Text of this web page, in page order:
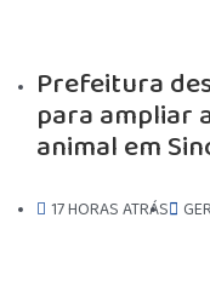
Prefeitura
para ampliar
animal em
17 HORAS ATRÁS
AGRONEGÓCIO
BRASIL
GERAL
SAÚDE